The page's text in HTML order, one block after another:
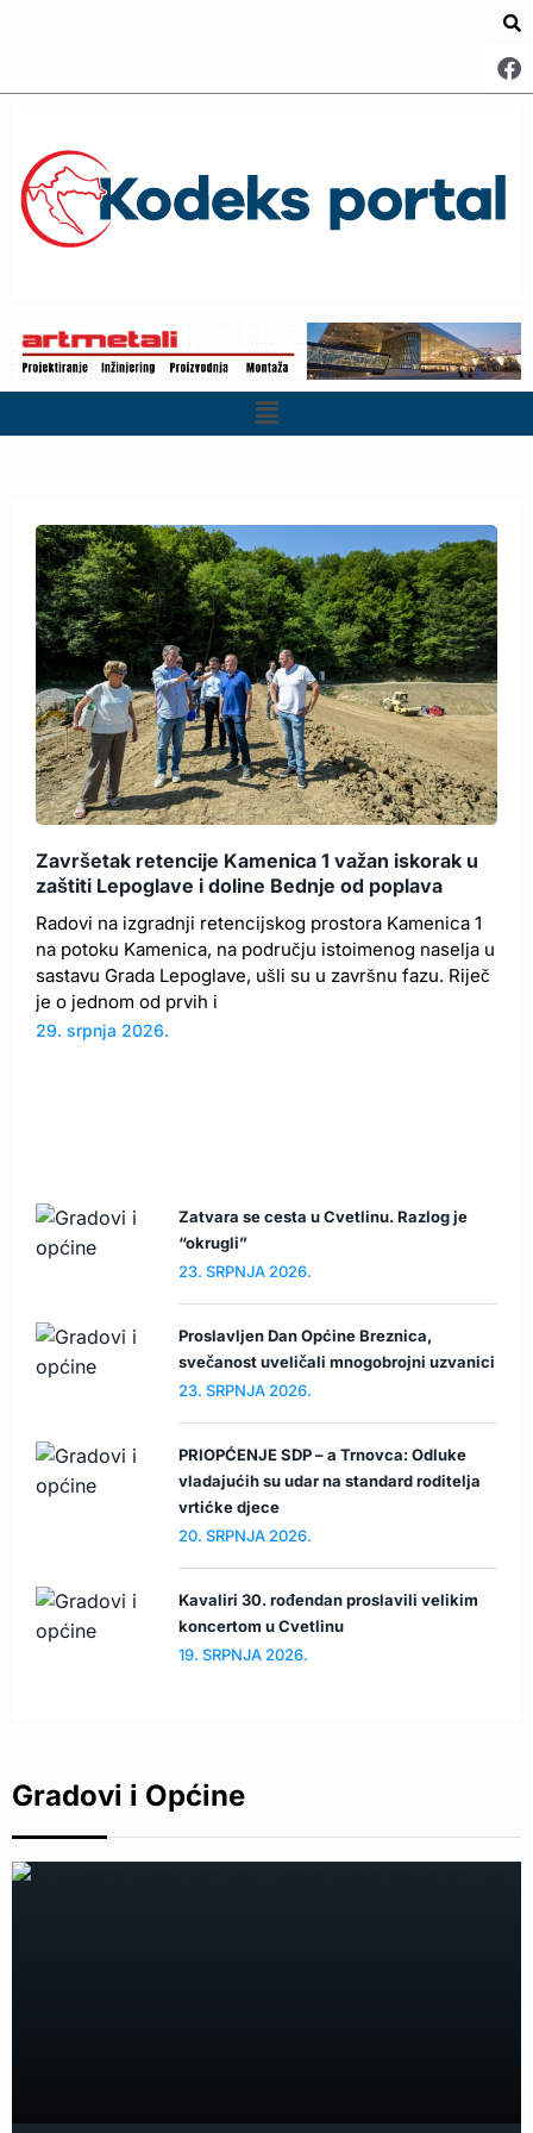
Završetak retencije Kamenica 1 važan iskorak u
zaštiti Lepoglave i doline Bednje od poplava
Radovi na izgradnji retencijskog prostora Kamenica 1
na potoku Kamenica, na području istoimenog naselja u
sastavu Grada Lepoglave, ušli su u završnu fazu. Riječ
je o jednom od prvih i
29. srpnja 2026.
Zatvara se cesta u Cvetlinu. Razlog je
“okrugli”
23. SRPNJA 2026.
Proslavljen Dan Općine Breznica,
svečanost uveličali mnogobrojni uzvanici
23. SRPNJA 2026.
PRIOPĆENJE SDP – a Trnovca: Odluke
vladajućih su udar na standard roditelja
vrtićke djece
20. SRPNJA 2026.
Kavaliri 30. rođendan proslavili velikim
koncertom u Cvetlinu
19. SRPNJA 2026.
Gradovi i Općine